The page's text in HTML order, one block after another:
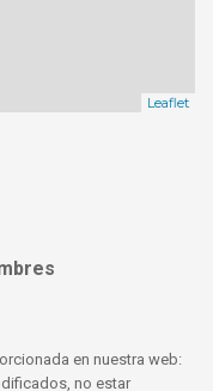
Leaflet
en nuestra web:
no estar